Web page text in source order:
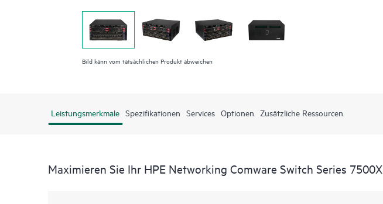
Bild kann vom tatsächlichen Produkt abweichen
Leistungsmerkmale Spezifikationen Services Optionen Zusätzliche Ressourcen
Maximieren Sie Ihr HPE Networking Comware Switch Series 7500X